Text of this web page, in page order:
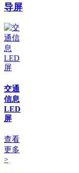
导屏
交通
信息
LED
屏
查看
更多
>